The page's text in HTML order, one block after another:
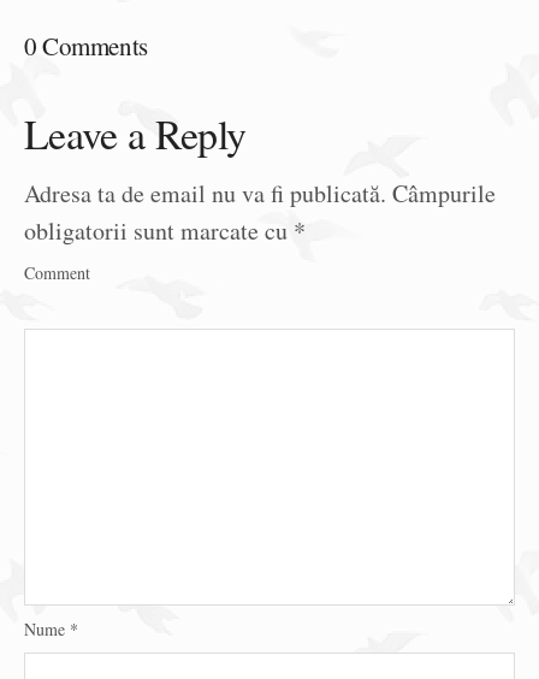
0 Comments
Leave a Reply
Adresa ta de email nu va fi publicată. Câmpurile
obligatorii sunt marcate cu *
Comment
Nume *